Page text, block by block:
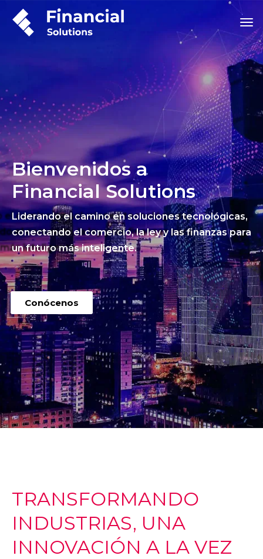
Bienvenidos a
Financial Solutions
Liderando el camino en soluciones tecnológicas,
conectando el comercio, la ley y las finanzas para
un futuro más inteligente.
Conócenos
TRANSFORMANDO
INDUSTRIAS, UNA
INNOVACIÓN A LA VEZ